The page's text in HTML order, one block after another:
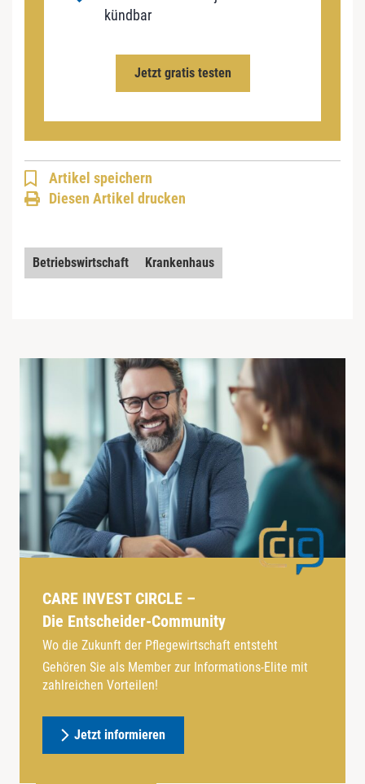
kündbar
Jetzt gratis testen
Artikel speichern
Diesen Artikel drucken
Betriebswirtschaft Krankenhaus
CARE INVEST CIRCLE –
Die Entscheider-Community
Wo die Zukunft der Pflegewirtschaft entsteht
Gehören Sie als Member zur Informations-Elite mit
zahlreichen Vorteilen!
Jetzt informieren